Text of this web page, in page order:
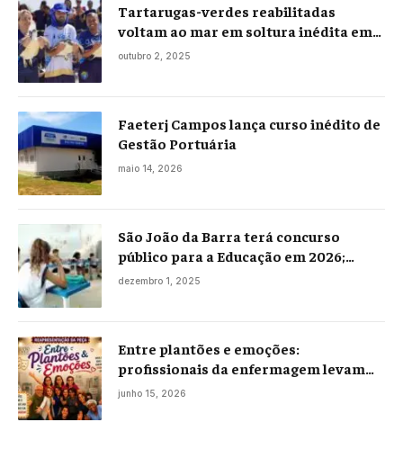
Tartarugas-verdes reabilitadas
voltam ao mar em soltura inédita em
Praia Seca
outubro 2, 2025
Faeterj Campos lança curso inédito de
Gestão Portuária
maio 14, 2026
São João da Barra terá concurso
público para a Educação em 2026;
projeto já está na Câmara
dezembro 1, 2025
Entre plantões e emoções:
profissionais da enfermagem levam
histórias reais ao palco em Campos
junho 15, 2026